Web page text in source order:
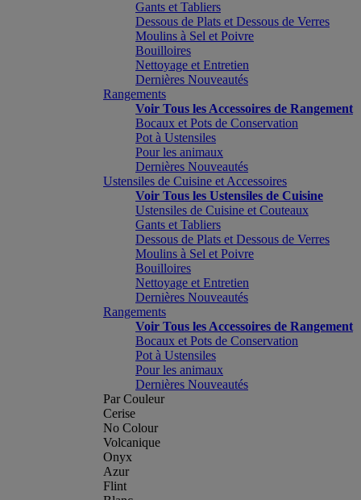
Gants et Tabliers
Dessous de Plats et Dessous de Verres
Moulins à Sel et Poivre
Bouilloires
Nettoyage et Entretien
Dernières Nouveautés
Rangements
Voir Tous les Accessoires de Rangement
Bocaux et Pots de Conservation
Pot à Ustensiles
Pour les animaux
Dernières Nouveautés
Ustensiles de Cuisine et Accessoires
Voir Tous les Ustensiles de Cuisine
Ustensiles de Cuisine et Couteaux
Gants et Tabliers
Dessous de Plats et Dessous de Verres
Moulins à Sel et Poivre
Bouilloires
Nettoyage et Entretien
Dernières Nouveautés
Rangements
Voir Tous les Accessoires de Rangement
Bocaux et Pots de Conservation
Pot à Ustensiles
Pour les animaux
Dernières Nouveautés
Par Couleur
Cerise
No Colour
Volcanique
Onyx
Azur
Flint